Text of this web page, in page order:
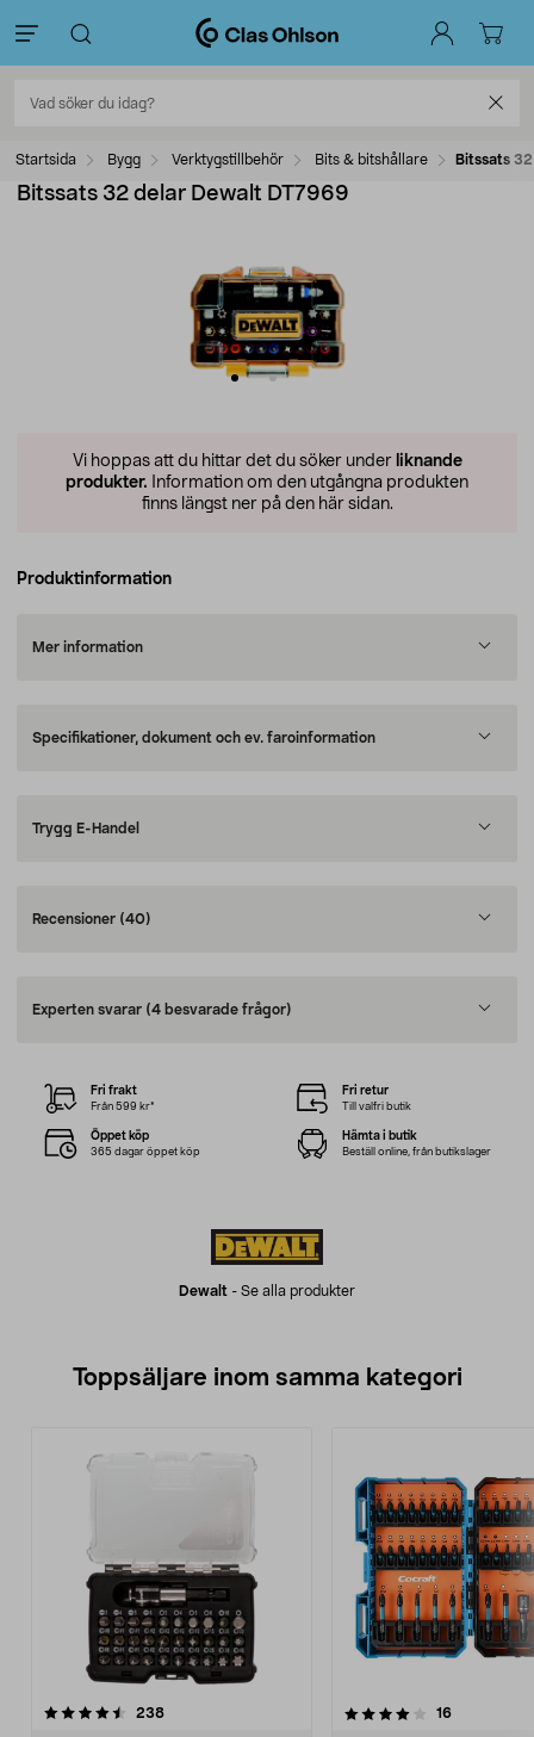
Startsida Bygg Verktygstillbehör Bits & bitshållare Bitssats
Bitssats 32 delar Dewalt DT7969
Vi hoppas att du hittar det du söker under liknande
produkter. Information om den utgångna produkten
finns längst ner på den här sidan.
Produktinformation
Mer information
Specifikationer, dokument och ev. faroinformation
Trygg E-Handel
Recensioner (40)
Experten svarar (4 besvarade frågor)
Dewalt - Se alla produkter
Fri frakt
Från 599 kr*
Fri retur
Till valfri butik
Öppet köp
365 dagar öppet köp
Hämta i butik
Beställ online, från butikslager
Toppsäljare inom samma kategori
238recensioner
4.0 av 5 stjärnor 16recensioner
4.5 av 5 stjärnor